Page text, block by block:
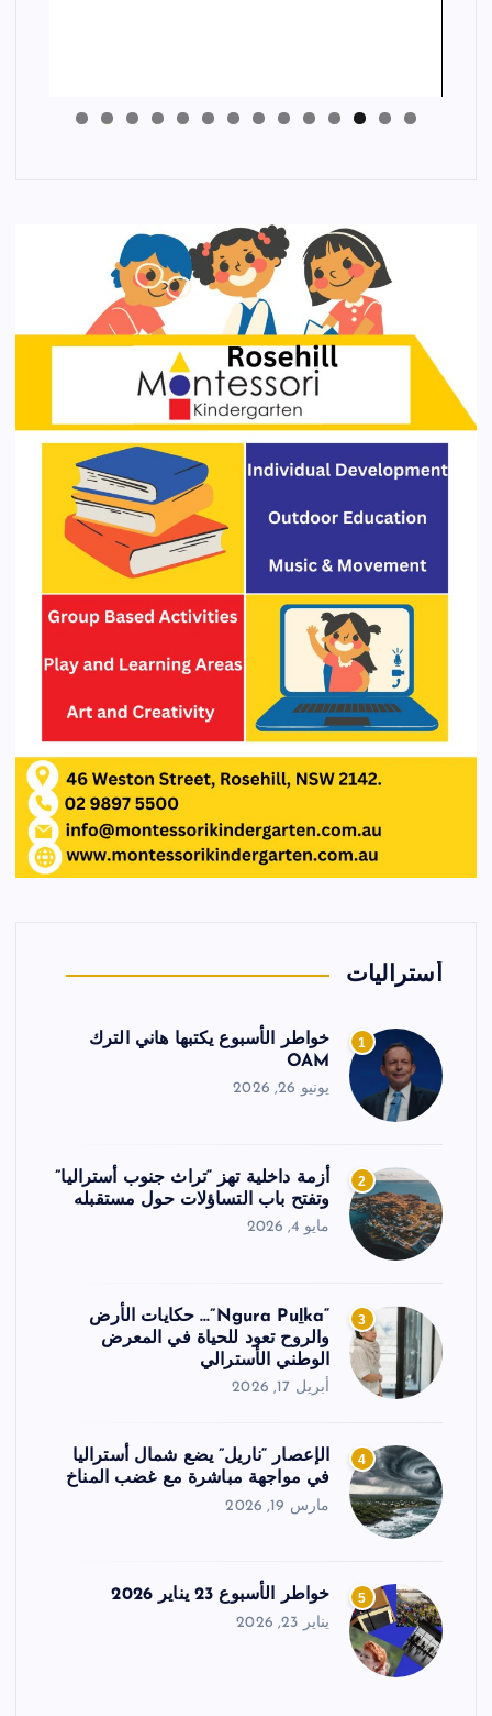
أستراليات
1
خواطر الأسبوع يكتبها هاني الترك
OAM
يونيو 26, 2026
2
أزمة داخلية تهز “تراث جنوب أستراليا”
وتفتح باب التساؤلات حول مستقبله
مايو 4, 2026
3
“Ngura Puḻka”… حكايات الأرض
والروح تعود للحياة في المعرض
الوطني الأسترالي
أبريل 17, 2026
4
الإعصار “ناريل” يضع شمال أستراليا
في مواجهة مباشرة مع غضب المناخ
مارس 19, 2026
5 خواطر الأسبوع 23 يناير 2026
يناير 23, 2026